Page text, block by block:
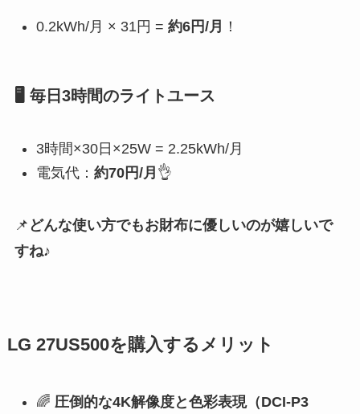
0.2kWh/月 × 31円 = 約6円/月 ！
🖥️ 毎日3時間のライトユース
3時間×30日×25W = 2.25kWh/月
電気代： 約70円/月 👌
📌 どんな使い方でもお財布に優しいのが嬉しいで
すね♪
LG 27US500を購入するメリット
🌈 圧倒的な4K解像度と色彩表現（DCI-P3